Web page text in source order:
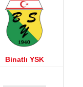
Binatlı YSK